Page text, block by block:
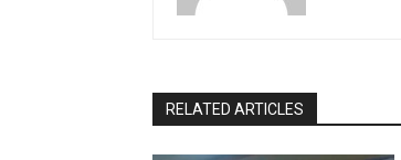
RELATED ARTICLES